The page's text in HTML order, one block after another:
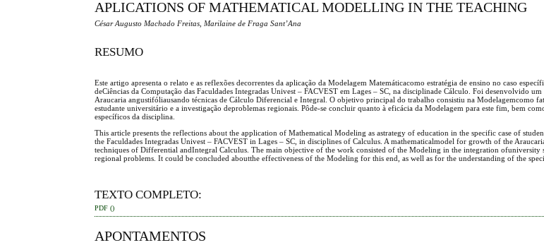
APLICATIONS OF MATHEMATICAL MODELLING IN THE TEACHING
César Augusto Machado Freitas, Marilaine de Fraga Sant’Ana
RESUMO
Este artigo apresenta o relato e as reflexões decorrentes da aplicação da Modelagem Matemáticacomo estratégia de ensino no caso
deCiências da Computação das Faculdades Integradas Univest – FACVEST em Lages – SC, na disciplinade Cálculo. Foi desenvolvido
Araucaria angustifóliausando técnicas de Cálculo Diferencial e Integral. O objetivo principal do trabalho consistiu na Modelagemcomo
estudante universitário e a investigação deproblemas regionais. Pôde-se concluir quanto à eficácia da Modelagem para este fim, bem
específicos da disciplina.
This article presents the reflections about the application of Mathematical Modeling as astrategy of education in the specific case of
the Faculdades Integradas Univest – FACVEST in Lages – SC, in disciplines of Calculus. A mathematicalmodel for growth of the
techniques of Differential andIntegral Calculus. The main objective of the work consisted of the Modeling in the integration ofuniversity
regional problems. It could be concluded aboutthe effectiveness of the Modeling for this end, as well as for the understanding of the
TEXTO COMPLETO:
PDF ()
APONTAMENTOS